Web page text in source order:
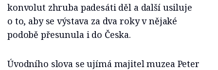
konvolut zhruba padesáti děl a další usiluje
o to, aby se výstava za dva roky v nějaké
podobě přesunula i do Česka.
Úvodního slova se ujímá majitel muzea Peter